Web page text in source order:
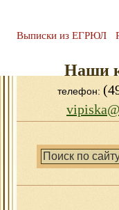
Выписки из ЕГРЮЛ
Наши
телефон: